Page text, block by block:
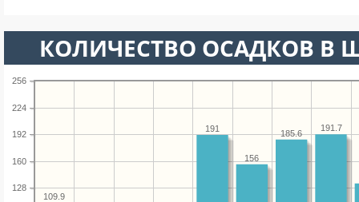
КОЛИЧЕСТВО ОСАДКОВ В
128
160
192
224
256
191.7
185.6
156
191
109.9